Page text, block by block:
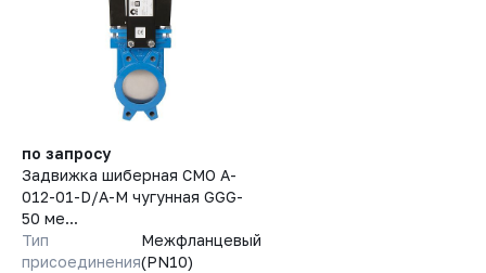
по запросу
Задвижка шиберная СМО A-
012-01-D/A-M чугунная GGG-
50 ме...
Тип
присоединения
Межфланцевый
(PN10)